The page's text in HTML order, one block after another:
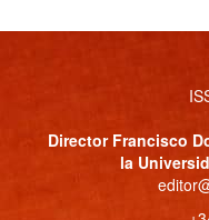
Director Francisco
la